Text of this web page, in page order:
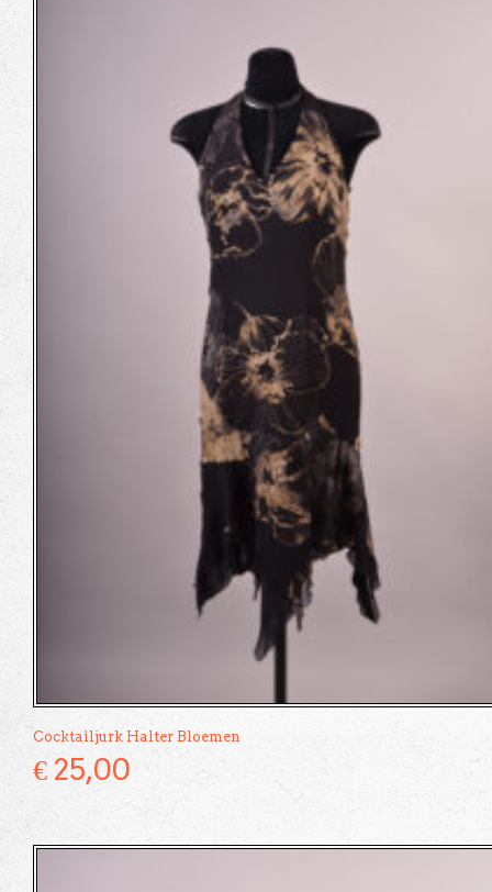
Cocktailjurk Halter Bloemen
€ 25,00